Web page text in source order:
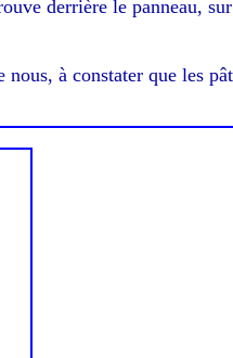
derrière le panneau,
à constater que les